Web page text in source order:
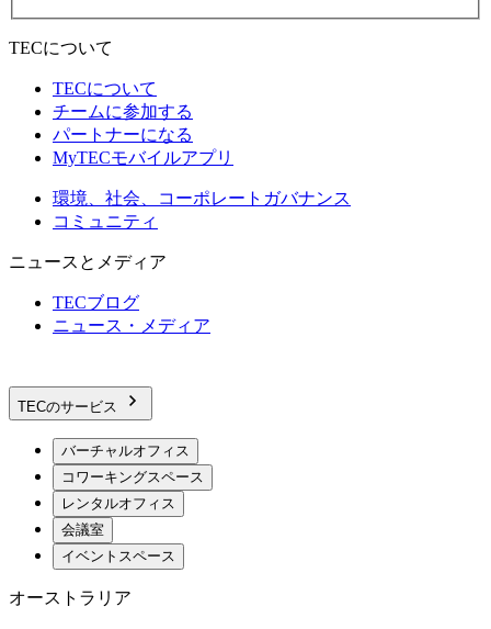
TECについて
TECについて
チームに参加する
パートナーになる
MyTECモバイルアプリ
環境、社会、コーポレートガバナンス
コミュニティ
ニュースとメディア
TECブログ
ニュース・メディア
TECのサービス
バーチャルオフィス
コワーキングスペース
レンタルオフィス
会議室
イベントスペース
オーストラリア